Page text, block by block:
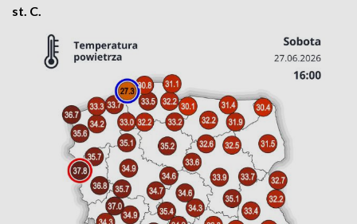
st. C.